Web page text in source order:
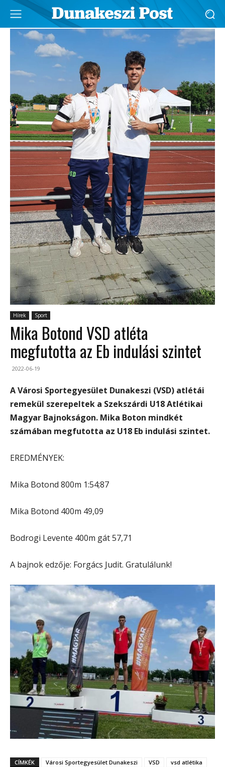
Hírek Sport
Mika Botond VSD atléta
megfutotta az Eb indulási szintet
2022-06-19
A Városi Sportegyesület Dunakeszi (VSD) atlétái
remekül szerepeltek a Szekszárdi U18 Atlétikai
Magyar Bajnokságon. Mika Boton mindkét
számában megfutotta az U18 Eb indulási szintet.
EREDMÉNYEK:
Mika Botond 800m 1:54;87
Mika Botond 400m 49,09
Bodrogi Levente 400m gát 57,71
A bajnok edzője: Forgács Judit. Gratulálunk!
CÍMKÉK Városi Sportegyesület Dunakeszi VSD
vsd atlétika